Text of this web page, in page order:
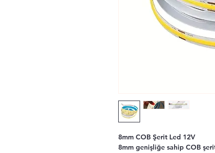
8mm COB Şerit Led 12V
8mm genişliğe sahip COB